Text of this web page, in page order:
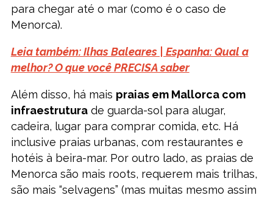
para chegar até o mar (como é o caso de
Menorca).
Leia também: Ilhas Baleares | Espanha: Qual a
melhor? O que você PRECISA saber
Além disso, há mais praias em Mallorca com
infraestruturade guarda-sol para alugar,
cadeira, lugar para comprar comida, etc. Há
inclusive praias urbanas, com restaurantes e
hotéis à beira-mar. Por outro lado, as praias de
Menorca são mais roots, requerem mais trilhas,
são mais “selvagens” (mas muitas mesmo assim